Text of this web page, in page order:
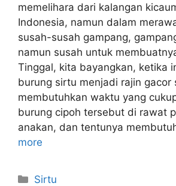
memelihara dari kalangan
Indonesia, namun dalam
susah-susah gampang,
namun susah untuk
Tinggal, kita bayangkan, ketika
burung sirtu menjadi rajin gacor
membutuhkan waktu yang
burung cipoh tersebut di rawat
anakan, dan tentunya
more
Categories
Sirtu